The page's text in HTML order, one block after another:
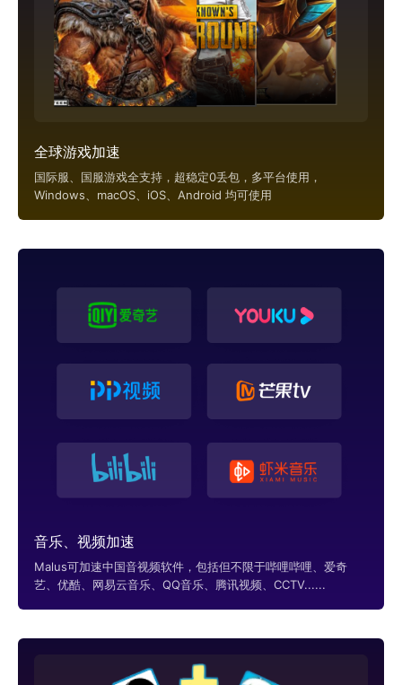
全球游戏加速
国际服、国服游戏全支持，超稳定0丢包，多平台使用，
Windows、macOS、iOS、Android 均可使用
音乐、视频加速
Malus可加速中国音视频软件，包括但不限于哔哩哔哩、爱奇
艺、优酷、网易云音乐、QQ音乐、腾讯视频、CCTV......